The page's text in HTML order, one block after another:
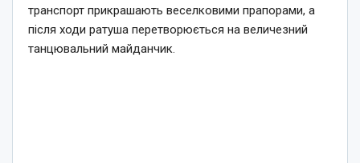
транспорт прикрашають веселковими прапорами, а
після ходи ратуша перетворюється на величезний
танцювальний майданчик.